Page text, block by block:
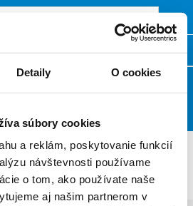
Detaily O cookies
súbory cookies
a reklám, poskytovanie funkcií
návštevnosti používame
o tom, ako používate naše
aj našim partnerom v
Kontakty Často kladené otázky
Klientská zóna